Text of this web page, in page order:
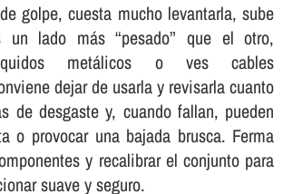
golpe, cuesta mucho levantarla, sube
un lado más “pesado” que el otro,
metálicos o ves cables
dejar de usarla y revisarla cuanto
de desgaste y, cuando fallan, pueden
o provocar una bajada brusca. Ferma
y recalibrar el conjunto para
suave y seguro.